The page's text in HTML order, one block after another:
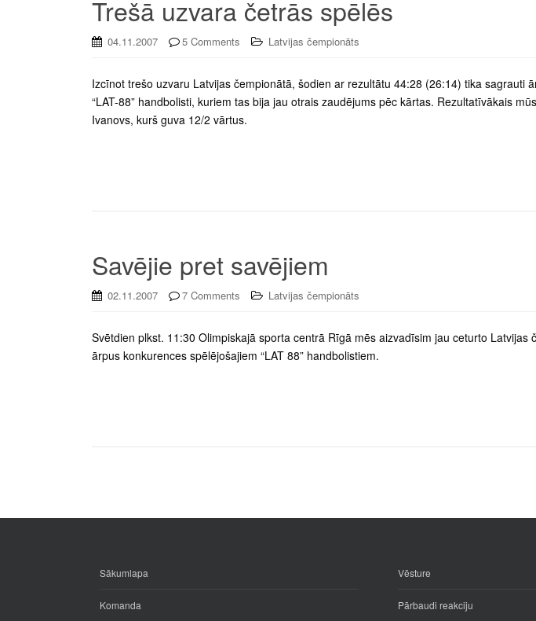
Trešā uzvara četrās spēlēs
04.11.2007 5 Comments Latvijas čempionāts
Izcīnot trešo uzvaru Latvijas čempionātā, šodien ar rezultātu 44:28 (26:14) tika sagrauti
“LAT-88” handbolisti, kuriem tas bija jau otrais zaudējums pēc kārtas. Rezultatīvākais
Ivanovs, kurš guva 12/2 vārtus.
Savējie pret savējiem
02.11.2007 7 Comments Latvijas čempionāts
Svētdien plkst. 11:30 Olimpiskajā sporta centrā Rīgā mēs aizvadīsim jau ceturto Latvijas
ārpus konkurences spēlējošajiem “LAT 88” handbolistiem.
Sākumlapa
Komanda
Vēsture
Pārbaudi reakciju